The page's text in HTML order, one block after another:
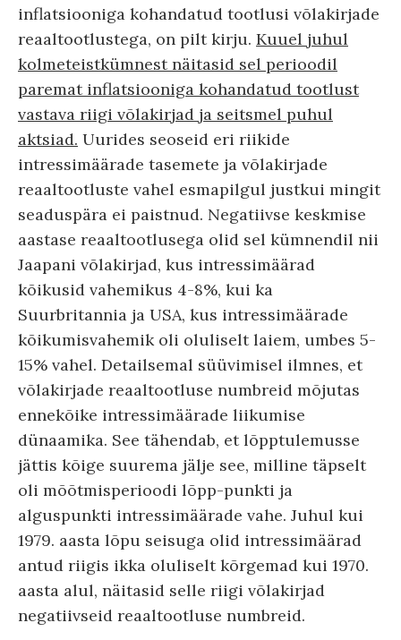
inflatsiooniga kohandatud tootlusi võlakirjade
reaaltootlustega, on pilt kirju. Kuuel juhul
kolmeteistkümnest näitasid sel perioodil
paremat inflatsiooniga kohandatud tootlust
vastava riigi võlakirjad ja seitsmel puhul
aktsiad. Uurides seoseid eri riikide
intressimäärade tasemete ja võlakirjade
reaaltootluste vahel esmapilgul justkui mingit
seaduspära ei paistnud. Negatiivse keskmise
aastase reaaltootlusega olid sel kümnendil nii
Jaapani võlakirjad, kus intressimäärad
kõikusid vahemikus 4-8%, kui ka
Suurbritannia ja USA, kus intressimäärade
kõikumisvahemik oli oluliselt laiem, umbes 5-
15% vahel. Detailsemal süüvimisel ilmnes, et
võlakirjade reaaltootluse numbreid mõjutas
ennekõike intressimäärade liikumise
dünaamika. See tähendab, et lõpptulemusse
jättis kõige suurema jälje see, milline täpselt
oli mõõtmisperioodi lõpp-punkti ja
alguspunkti intressimäärade vahe. Juhul kui
1979. aasta lõpu seisuga olid intressimäärad
antud riigis ikka oluliselt kõrgemad kui 1970.
aasta alul, näitasid selle riigi võlakirjad
negatiivseid reaaltootluse numbreid.